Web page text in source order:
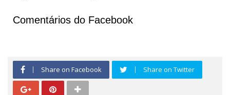
Comentários do Facebook
Share on Facebook Share on Twitter